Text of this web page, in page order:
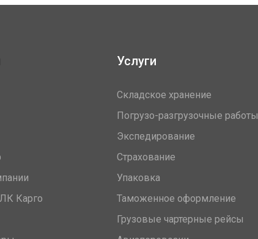
Карго
Услуги
Складское хранение
Погрузо-разгрузочные работы
Экспедирование
Страхование
Упаковка
Таможенное оформление
Грузовые чартерные рейсы